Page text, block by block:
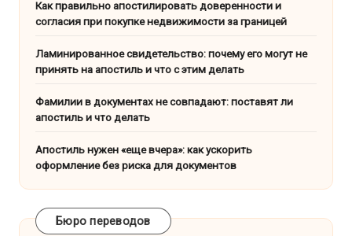
Как правильно апостилировать доверенности и
согласия при покупке недвижимости за границей
Ламинированное свидетельство: почему его могут не
принять на апостиль и что с этим делать
Фамилии в документах не совпадают: поставят ли
апостиль и что делать
Апостиль нужен «еще вчера»: как ускорить
оформление без риска для документов
Бюро переводов